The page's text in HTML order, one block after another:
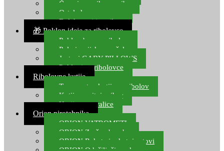
Čamci za prihranu ribe
Ostala kamp oprema
Dalekozori i optika
🎁 Poklon ideje za ribolovce
Poklon bon za ribolov
Polarizacijske naočale
Jastuci GABY PILLOWS
Pokloni za ribolovce
Ribolovne kutije
Transportne kutije za ribolov
Kutije za sitni pribor
Kutije za varalice
Orion pirotehnika
ORION VATROMETI
ORION Zračne bombe
ORION Rakete i raketni setovi